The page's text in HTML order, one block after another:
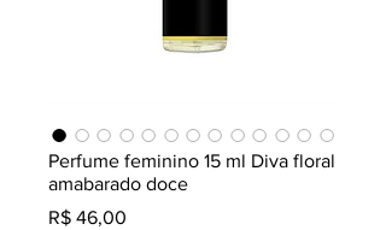
Perfume feminino 15 ml Diva floral
amabarado doce
R$ 46,00